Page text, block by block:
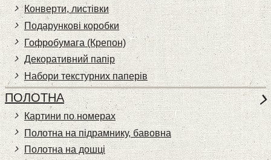
Конверти, листівки
Подарункові коробки
Гофробумага (Крепон)
Декоративний папір
Набори текстурних паперів
ПОЛОТНА
Картини по номерах
Полотна на підрамнику, бавовна
Полотна на дошці